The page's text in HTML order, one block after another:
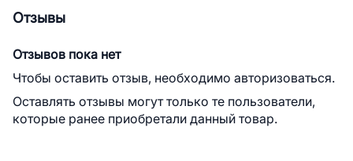
Отзывы
Отзывов пока нет
Чтобы оставить отзыв, необходимо авторизоваться.
Оставлять отзывы могут только те пользователи,
которые ранее приобретали данный товар.